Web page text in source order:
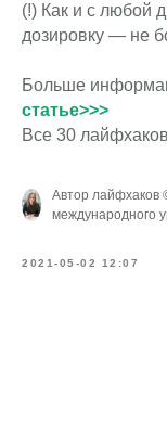
(!) Как и с любой
дозировку — не
Больше
статье>>>
Все 30 лайфхаков
Автор лайфхаков
международного
2021-05-02 12:07